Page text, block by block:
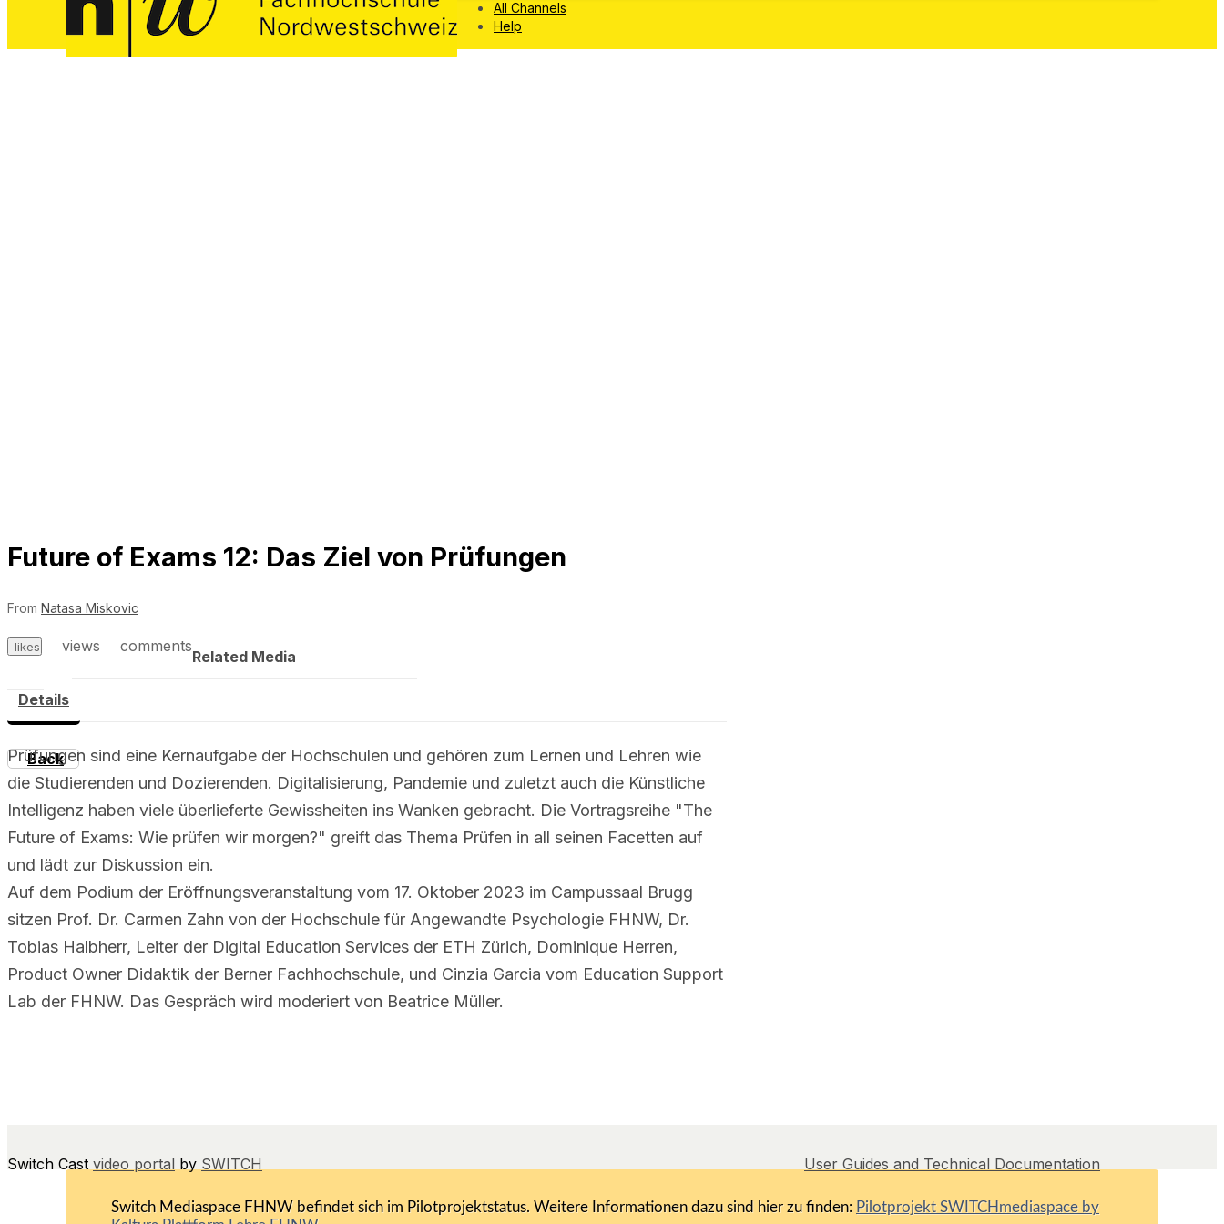
All Channels
Help
Future of Exams 12: Das Ziel von Prüfungen
From Natasa Miskovic
likes views comments
Related Media
Details
Back
Prüfungen sind eine Kernaufgabe der Hochschulen und gehören zum Lernen und Lehren wie
die Studierenden und Dozierenden. Digitalisierung, Pandemie und zuletzt auch die Künstliche
Intelligenz haben viele überlieferte Gewissheiten ins Wanken gebracht. Die Vortragsreihe "The
Future of Exams: Wie prüfen wir morgen?" greift das Thema Prüfen in all seinen Facetten auf
und lädt zur Diskussion ein.
Auf dem Podium der Eröffnungsveranstaltung vom 17. Oktober 2023 im Campussaal Brugg
sitzen Prof. Dr. Carmen Zahn von der Hochschule für Angewandte Psychologie FHNW, Dr.
Tobias Halbherr, Leiter der Digital Education Services der ETH Zürich, Dominique Herren,
Product Owner Didaktik der Berner Fachhochschule, und Cinzia Garcia vom Education Support
Lab der FHNW. Das Gespräch wird moderiert von Beatrice Müller.
Switch Cast video portal by SWITCH User Guides and Technical Documentation
Switch Mediaspace FHNW befindet sich im Pilotprojektstatus. Weitere Informationen dazu sind hier zu finden: Pilotprojekt SWITCHmediaspace by